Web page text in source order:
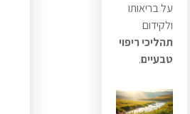
על בריאותו
ולקידום
תהליכי ריפוי
טבעיים.